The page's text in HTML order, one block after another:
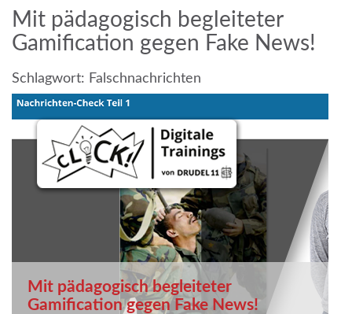
Mit pädagogisch begleiteter
Gamification gegen Fake News!
Schlagwort: Falschnachrichten
Mit pädagogisch begleiteter
Gamification gegen Fake News!